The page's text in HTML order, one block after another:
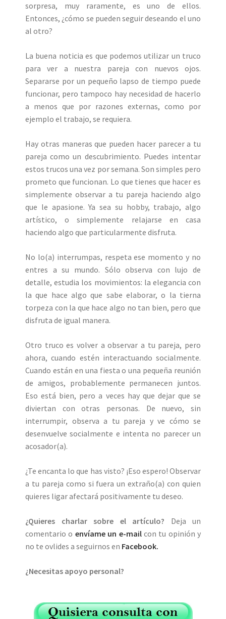
sorpresa, muy raramente, es uno de ellos.
Entonces, ¿cómo se pueden seguir deseando el uno
al otro?
La buena noticia es que podemos utilizar un truco
para ver a nuestra pareja con nuevos ojos.
Separarse por un pequeño lapso de tiempo puede
funcionar, pero tampoco hay necesidad de hacerlo
a menos que por razones externas, como por
ejemplo el trabajo, se requiera.
Hay otras maneras que pueden hacer parecer a tu
pareja como un descubrimiento. Puedes intentar
estos trucos una vez por semana. Son simples pero
prometo que funcionan. Lo que tienes que hacer es
simplemente observar a tu pareja haciendo algo
que le apasione. Ya sea su hobby, trabajo, algo
artístico, o simplemente relajarse en casa
haciendo algo que particularmente disfruta.
No lo(a) interrumpas, respeta ese momento y no
entres a su mundo. Sólo observa con lujo de
detalle, estudia los movimientos: la elegancia con
la que hace algo que sabe elaborar, o la tierna
torpeza con la que hace algo no tan bien, pero que
disfruta de igual manera.
Otro truco es volver a observar a tu pareja, pero
ahora, cuando estén interactuando socialmente.
Cuando están en una fiesta o una pequeña reunión
de amigos, probablemente permanecen juntos.
Eso está bien, pero a veces hay que dejar que se
diviertan con otras personas. De nuevo, sin
interrumpir, observa a tu pareja y ve cómo se
desenvuelve socialmente e intenta no parecer un
acosador(a).
¿Te encanta lo que has visto? ¡Eso espero! Observar
a tu pareja como si fuera un extraño(a) con quien
quieres ligar afectará positivamente tu deseo.
¿Quieres charlar sobre el artículo? Deja un
comentario o envíame un e-mailcon tu opinión y
no te ovlides a seguirnos en Facebook.
¿Necesitas apoyo personal?